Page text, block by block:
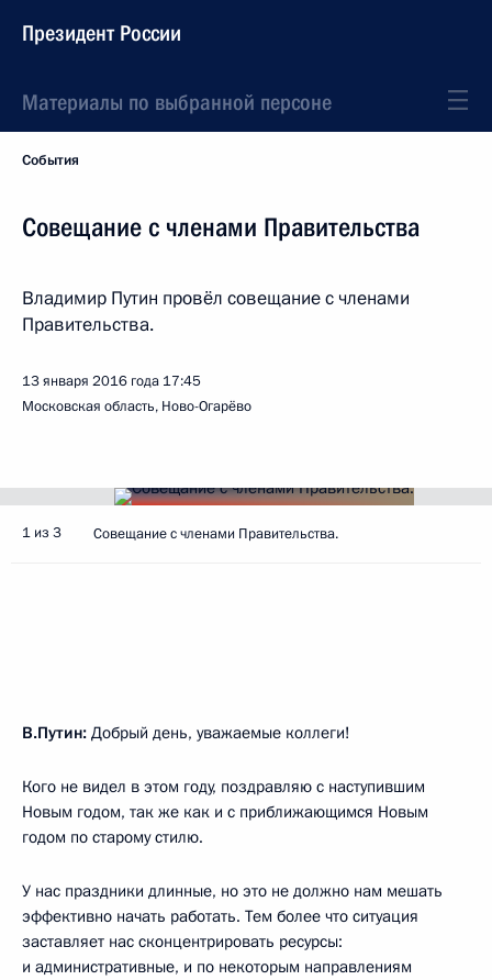
Президент России
Материалы по выбранной персоне
События
Совещание с членами Правительства
Владимир Путин провёл совещание с членами
Правительства.
13 января 2016 года 17:45
Московская область, Ново-Огарёво
1 из 3 Совещание с членами Правительства.
В.Путин: Добрый день, уважаемые коллеги!
Кого не видел в этом году, поздравляю с наступившим
Новым годом, так же как и с приближающимся Новым
годом по старому стилю.
У нас праздники длинные, но это не должно нам мешать
эффективно начать работать. Тем более что ситуация
заставляет нас сконцентрировать ресурсы:
и административные, и по некоторым направлениям